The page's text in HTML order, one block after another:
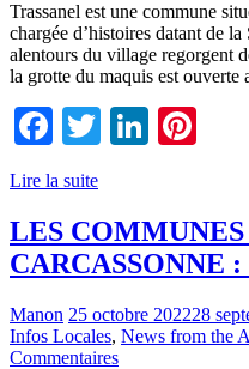
Trassanel est une commune
chargée d’histoires datant de
alentours du village regorgent
la grotte du maquis est ouverte
Facebook
Twitter
Lire la suite
LES
CARCASSONNE
Manon 25 octobre 202228
Infos Locales, News from the
Commentaires